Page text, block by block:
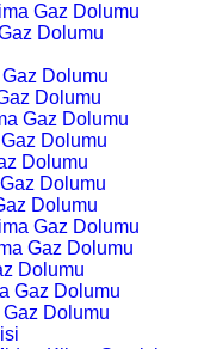
Gaz Dolumu
Dolumu
Dolumu
Dolumu
Gaz Dolumu
Dolumu
Dolumu
Dolumu
Dolumu
Gaz Dolumu
Gaz Dolumu
Dolumu
Gaz Dolumu
Dolumu